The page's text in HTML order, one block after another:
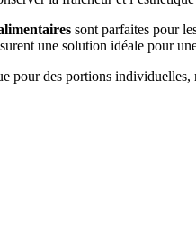
sont parfaites pour
une solution idéale pour
pour des portions individuelles,